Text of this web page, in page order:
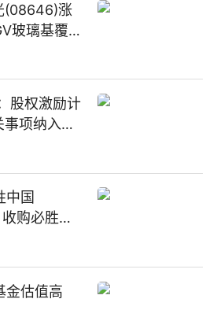
(08646)涨
玻璃基覆铜
股权激励计
项纳入专
中国
购必胜客
信息
金估值高